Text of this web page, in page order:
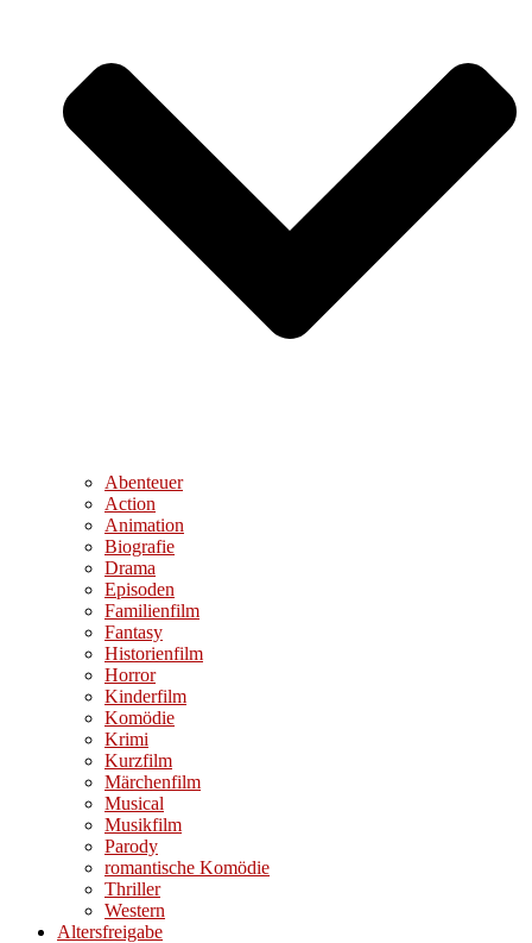
Abenteuer
Action
Animation
Biografie
Drama
Episoden
Familienfilm
Fantasy
Historienfilm
Horror
Kinderfilm
Komödie
Krimi
Kurzfilm
Märchenfilm
Musical
Musikfilm
Parody
romantische Komödie
Thriller
Western
Altersfreigabe